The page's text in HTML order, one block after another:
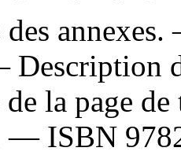
la page
— ISBN